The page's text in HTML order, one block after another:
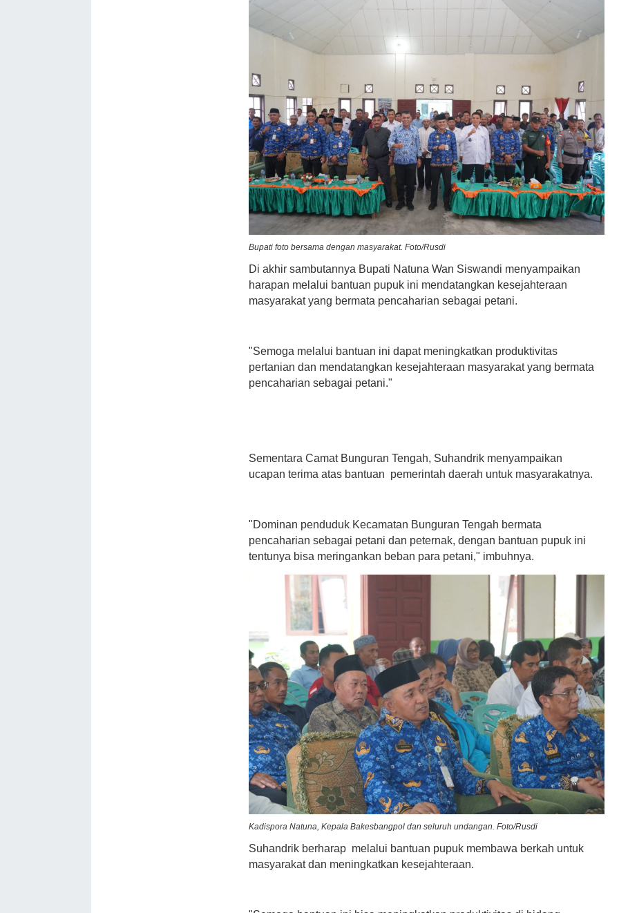
Bupati foto bersama dengan masyarakat. Foto/Rusdi
Di akhir sambutannya Bupati Natuna Wan Siswandi menyampaikan
harapan melalui bantuan pupuk ini mendatangkan kesejahteraan
masyarakat yang bermata pencaharian sebagai petani.
"Semoga melalui bantuan ini dapat meningkatkan produktivitas
pertanian dan mendatangkan kesejahteraan masyarakat yang bermata
pencaharian sebagai petani."
Sementara Camat Bunguran Tengah, Suhandrik menyampaikan
ucapan terima atas bantuan pemerintah daerah untuk masyarakatnya.
"Dominan penduduk Kecamatan Bunguran Tengah bermata
pencaharian sebagai petani dan peternak, dengan bantuan pupuk ini
tentunya bisa meringankan beban para petani," imbuhnya.
Kadispora Natuna, Kepala Bakesbangpol dan seluruh undangan. Foto/Rusdi
Suhandrik berharap melalui bantuan pupuk membawa berkah untuk
masyarakat dan meningkatkan kesejahteraan.